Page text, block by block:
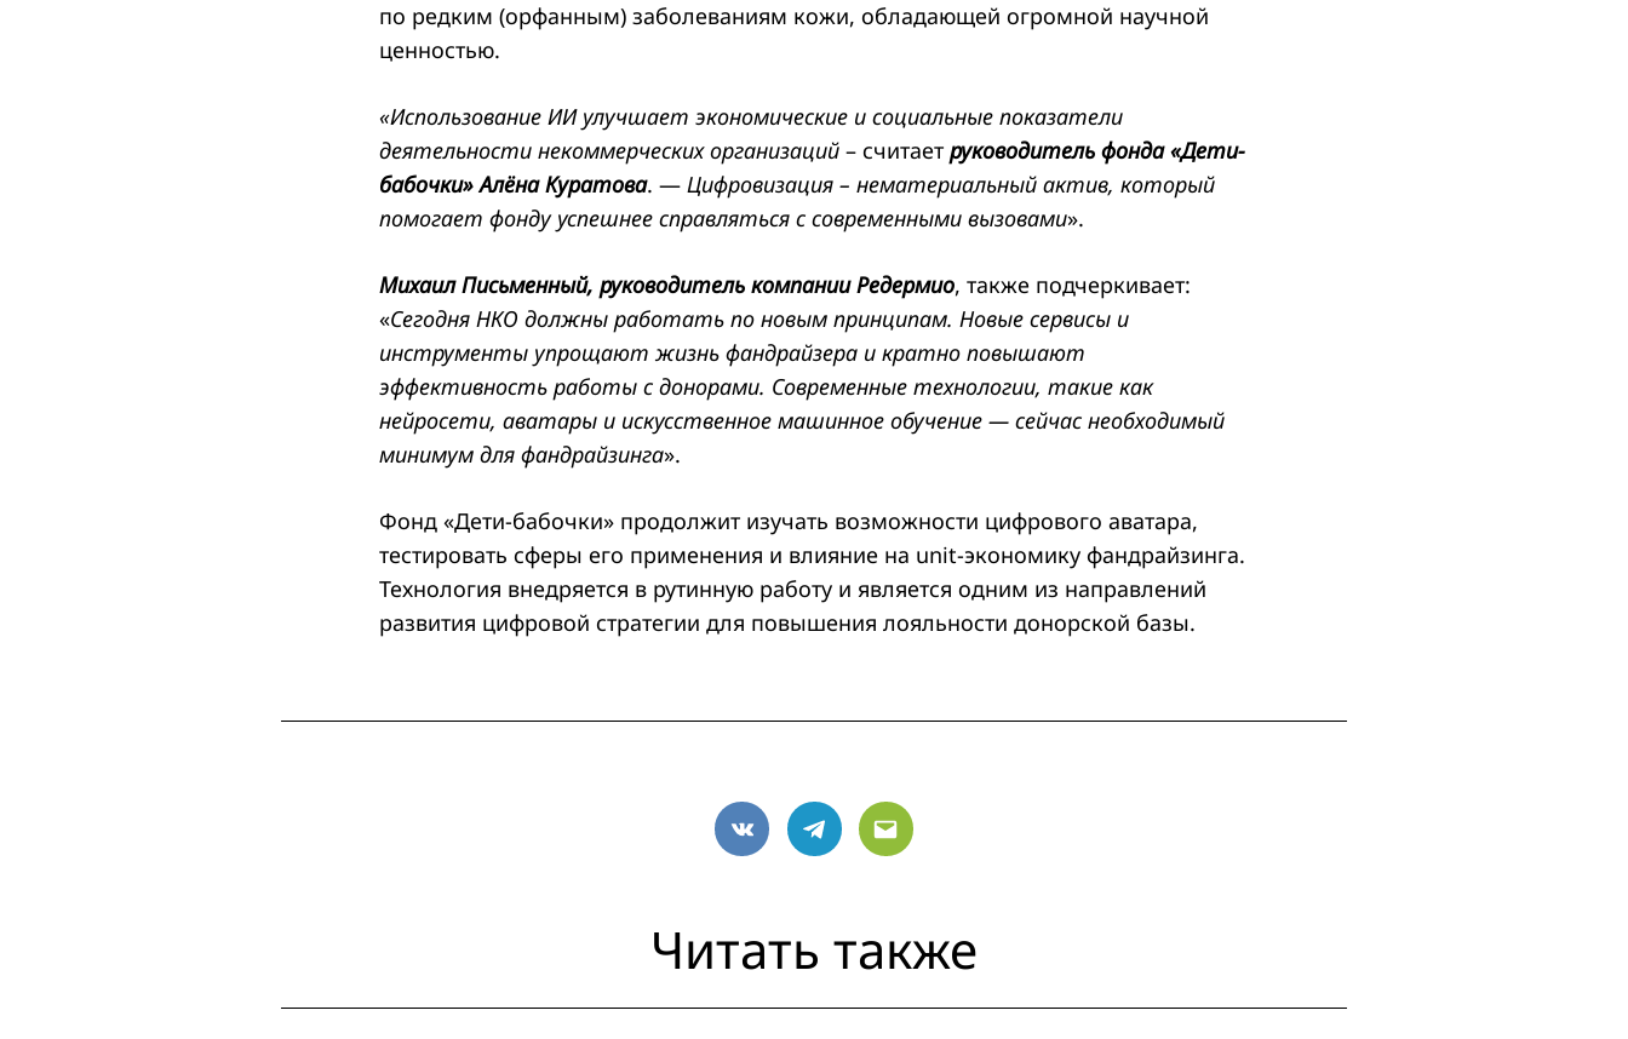
по редким (орфанным) заболеваниям кожи, обладающей огромной научной
ценностью.
«Использование ИИ улучшает экономические и социальные показатели
деятельности некоммерческих организаций– считает руководитель фонда «Дети-
бабочки» Алёна Куратова. — Цифровизация – нематериальный актив, который
помогает фонду успешнее справляться с современными вызовами».
Михаил Письменный, руководитель компании Редермио, также подчеркивает:
«Сегодня НКО должны работать по новым принципам. Новые сервисы и
инструменты упрощают жизнь фандрайзера и кратно повышают
эффективность работы с донорами. Современные технологии, такие как
нейросети, аватары и искусственное машинное обучение — сейчас необходимый
минимум для фандрайзинга».
Фонд «Дети-бабочки» продолжит изучать возможности цифрового аватара,
тестировать сферы его применения и влияние на unit-экономику фандрайзинга.
Технология внедряется в рутинную работу и является одним из направлений
развития цифровой стратегии для повышения лояльности донорской базы.
VK Telegram
Email
Читать также